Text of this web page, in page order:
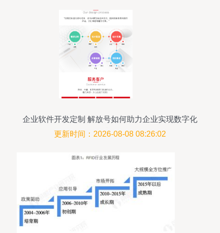
企业软件开发定制 解放号如何助力企业实现数字化
腾飞
更新时间：2026-08-08 08:26:02